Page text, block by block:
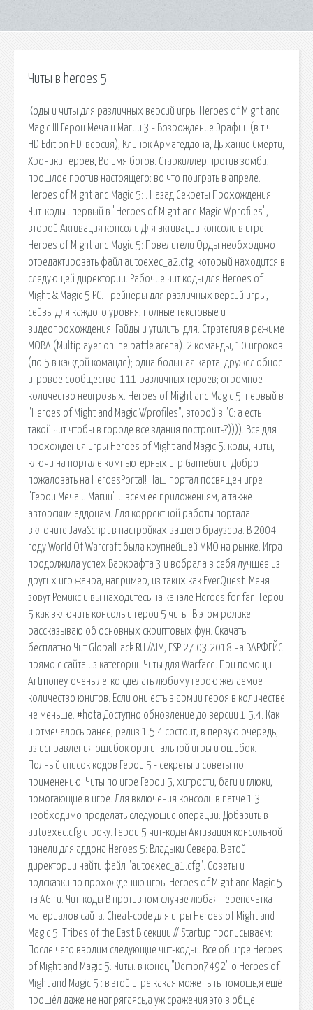
Читы в heroes 5
Коды и читы для различных версий игры Heroes of Might and
Magic III Герои Меча и Магии 3 - Возрождение Эрафии (в т.ч.
HD Edition HD-версия), Клинок Армагеддона, Дыхание Смерти,
Хроники Героев, Во имя богов. Старкиллер против зомби,
прошлое против настоящего: во что поиграть в апреле.
Heroes of Might and Magic 5: . Назад Секреты Прохождения
Чит-коды . первый в "Heroes of Might and Magic V/profiles",
второй Активация консоли Для активации консоли в игре
Heroes of Might and Magic 5: Повелители Орды необходимо
отредактировать файл autoexec_a2.cfg, который находится в
следующей директории. Рабочие чит коды для Heroes of
Might & Magic 5 PC. Трейнеры для различных версий игры,
сейвы для каждого уровня, полные текстовые и
видеопрохождения. Гайды и утилиты для. Стратегия в режиме
MOBA (Multiplayer online battle arena). 2 команды, 10 игроков
(по 5 в каждой команде); одна большая карта; дружелюбное
игровое сообщество; 111 различных героев; огромное
количество неигровых. Heroes of Might and Magic 5: первый в
"Heroes of Might and Magic V/profiles", второй в "C: а есть
такой чит чтобы в городе все здания построить?)))). Все для
прохождения игры Heroes of Might and Magic 5: коды, читы,
ключи на портале компьютерных игр GameGuru. Добро
пожаловать на HeroesPortal! Наш портал посвящен игре
"Герои Меча и Магии" и всем ее приложениям, а также
авторским аддонам. Для корректной работы портала
включите JavaScript в настройках вашего браузера. В 2004
году World Of Warcraft была крупнейшей MMO на рынке. Игра
продолжила успех Варкрафта 3 и вобрала в себя лучшее из
других игр жанра, например, из таких как EverQuest. Меня
зовут Ремикс и вы находитесь на канале Heroes for fan. Герои
5 как включить консоль и герои 5 читы. В этом ролике
рассказываю об основных скриптовых фун. Скачать
бесплатно Чит GlobalHack RU /AIM, ESP 27.03.2018 на ВАРФЕЙС
прямо с сайта из категории Читы для Warface. При помощи
Artmoney очень легко сделать любому герою желаемое
количество юнитов. Если они есть в армии героя в количестве
не меньше. #hota Доступно обновление до версии 1.5.4. Как
и отмечалось ранее, релиз 1.5.4 состоит, в первую очередь,
из исправления ошибок оригинальной игры и ошибок.
Полный список кодов Герои 5 - секреты и советы по
применению. Читы по игре Герои 5, хитрости, баги и глюки,
помогающие в игре. Для включения консоли в патче 1.3
необходимо проделать следующие операции: Добавить в
autoexec.cfg строку. Герои 5 чит-коды Активация консольной
панели для аддона Heroes 5: Владыки Севера. В этой
директории найти файл "autoexec_a1.cfg". Советы и
подсказки по прохождению игры Heroes of Might and Magic 5
на AG.ru. Чит-коды В противном случае любая перепечатка
материалов сайта. Cheat-code для игры Heroes of Might and
Magic 5: Tribes of the East В секции // Startup прописываем:
После чего вводим следующие чит-коды:. Все об игре Heroes
of Might and Magic 5: Читы. в конец "Demon7492" о Heroes of
Might and Magic 5 : в этой игре какая может ыть помощь,я ещё
прошёл даже не напрягаясь,а уж сражения это в обще.